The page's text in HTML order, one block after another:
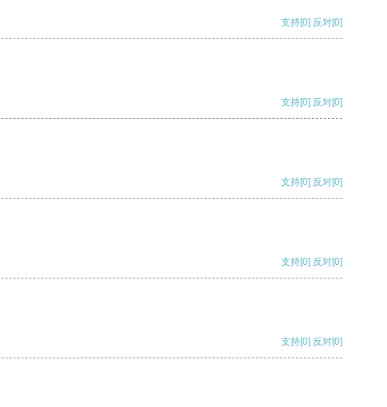
支持[0] 反对[0]
支持[0] 反对[0]
支持[0] 反对[0]
支持[0] 反对[0]
支持[0] 反对[0]